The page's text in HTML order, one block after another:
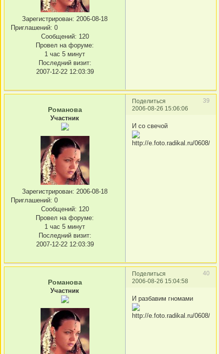
Зарегистрирован: 2006-08-18
Приглашений: 0
Сообщений: 120
Провел на форуме:
1 час 5 минут
Последний визит:
2007-12-22 12:03:39
Поделиться
39
2006-08-26 15:06:06
Романова
Участник
Зарегистрирован: 2006-08-18
Приглашений: 0
Сообщений: 120
Провел на форуме:
1 час 5 минут
Последний визит:
2007-12-22 12:03:39
И со свечой
Поделиться
40
2006-08-26 15:04:58
Романова
Участник
И разбавим гномами